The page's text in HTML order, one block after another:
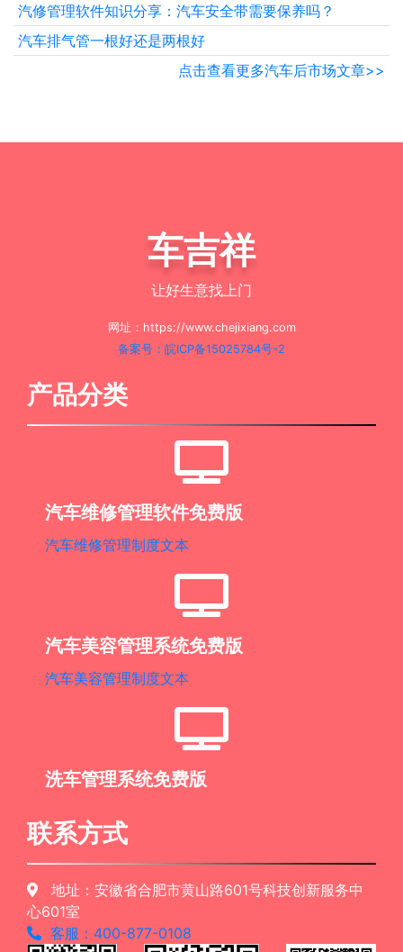
汽修管理软件知识分享：汽车安全带需要保养吗？
汽车排气管一根好还是两根好
点击查看更多汽车后市场文章>>
车吉祥
让好生意找上门
网址：https://www.chejixiang.com
备案号：皖ICP备15025784号-2
产品分类
汽车维修管理软件免费版
汽车维修管理制度文本
汽车美容管理系统免费版
汽车美容管理制度文本
洗车管理系统免费版
联系方式
地址：安徽省合肥市黄山路601号科技创新服务中
心601室
客服：400-877-0108